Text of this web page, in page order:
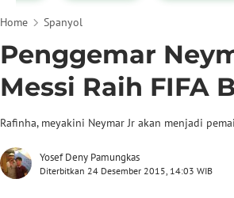
Home Spanyol
Penggemar
Messi Raih FIFA
Rafinha, meyakini Neymar Jr akan menjadi
Yosef Deny Pamungkas
Diterbitkan 24 Desember 2015, 14:03 WIB